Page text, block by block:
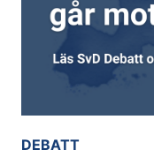
DEBATT